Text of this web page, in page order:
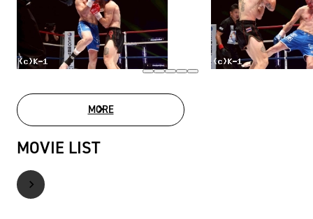
MOREPHOTO GALLERY
MOVIE LIST